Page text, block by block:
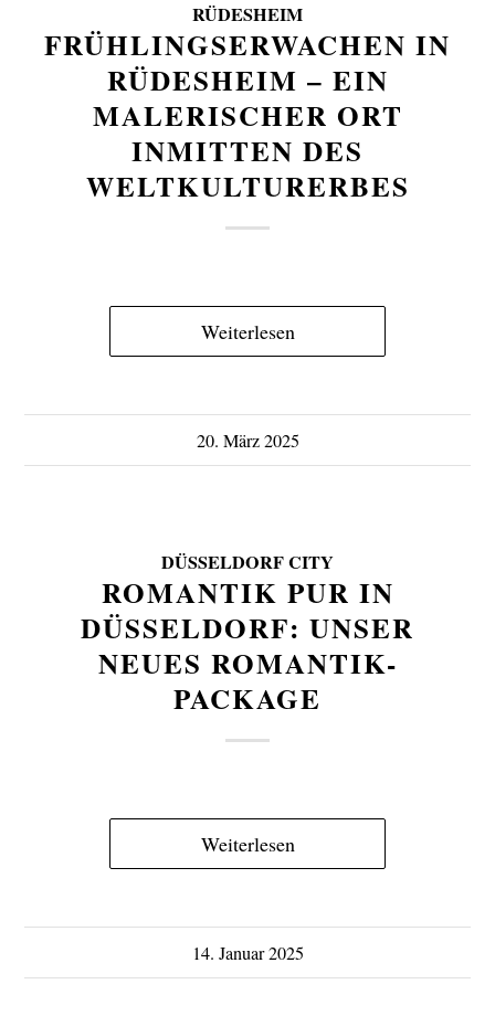
RÜDESHEIM
FRÜHLINGSERWACHEN IN
RÜDESHEIM – EIN
MALERISCHER ORT
INMITTEN DES
WELTKULTURERBES
Weiterlesen
20. März 2025
DÜSSELDORF CITY
ROMANTIK PUR IN
DÜSSELDORF: UNSER
NEUES ROMANTIK-
PACKAGE
Weiterlesen
14. Januar 2025